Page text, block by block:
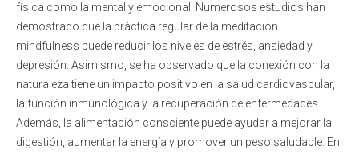
física como la mental y emocional. Numerosos estudios han
demostrado que la práctica regular de la meditación
mindfulness puede reducir los niveles de estrés, ansiedad y
depresión. Asimismo, se ha observado que la conexión con la
naturaleza tiene un impacto positivo en la salud cardiovascular,
la función inmunológica y la recuperación de enfermedades.
Además, la alimentación consciente puede ayudar a mejorar la
digestión, aumentar la energía y promover un peso saludable. En